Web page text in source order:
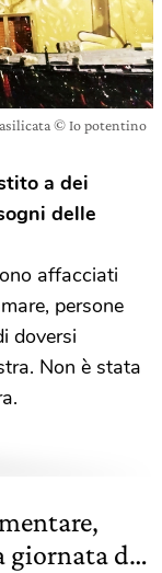
© Io potentino
a dei
delle
affacciati
persone
doversi
Non è stata
giornata di